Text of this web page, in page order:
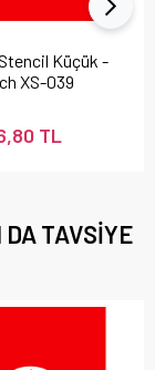
Küçük -
XS-039
TL
TAVSIYE